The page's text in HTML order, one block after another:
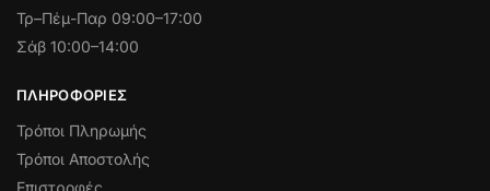
Τρ–Πέμ-Παρ 09:00–17:00
Σάβ 10:00–14:00
ΠΛΗΡΟΦΟΡΊΕΣ
Τρόποι Πληρωμής
Τρόποι Αποστολής